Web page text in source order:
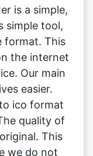
the internet
Our main
easier.
ico format
quality of
This
we do not
one of the
image
image we